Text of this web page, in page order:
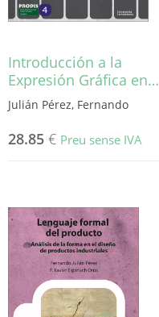
Introducción a la
Expresión Gráfica en…
Julián Pérez, Fernando
28.85 € Preu sense IVA